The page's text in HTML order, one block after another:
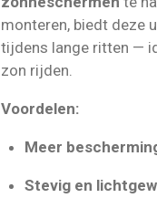
monteren, biedt deze
tijdens lange ritten —
zon rijden.
Voordelen:
Meer
Stevig en